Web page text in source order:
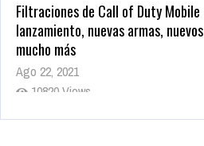
Filtraciones de Call of Duty Mobile
lanzamiento, nuevas armas,
mucho más
Ago 22, 2021
10820 Views
La configuración de Call of Duty